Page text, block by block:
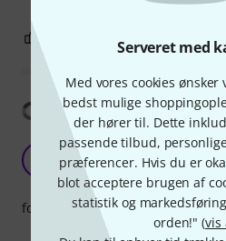
Serveret med
Med vores cookies
bedst mulige
der hører til. Dette
passende tilbud,
præferencer. Hvis du er
blot acceptere brugen af
statistik og
orden!" (vis
Vis oversættelse
Convenient little thing
Keb
forarbejdning